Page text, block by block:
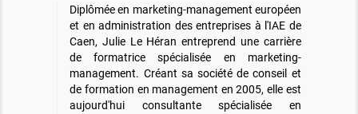
Diplômée en marketing-management européen
et en administration des entreprises à l'IAE de
Caen, Julie Le Héran entreprend une carrière
de formatrice spécialisée en marketing-
management. Créant sa société de conseil et
de formation en management en 2005, elle est
aujourd'hui consultante spécialisée en